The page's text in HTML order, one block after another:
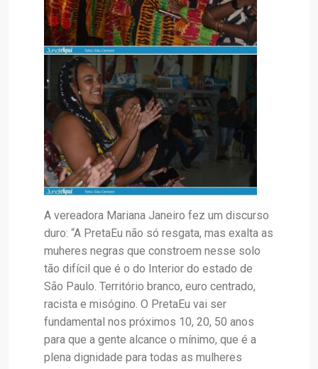
A vereadora Mariana Janeiro fez um discurso
duro: “A PretaEu não só resgata, mas exalta as
muheres negras que constroem nesse solo
tão difícil que é o do Interior do estado de
São Paulo. Território branco, euro centrado,
racista e misógino. O PretaEu vai ser
fundamental nos próximos 10, 20, 50 anos
para que a gente alcance o mínimo, que é a
plena dignidade para todas as mulheres